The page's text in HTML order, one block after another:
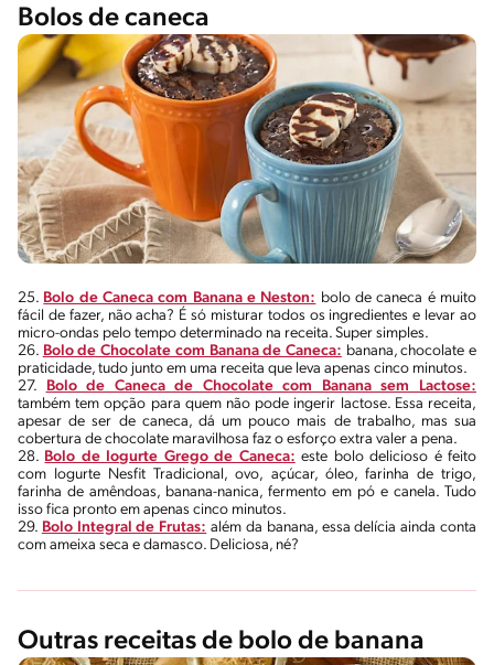
Bolos de caneca
25. Bolo de Caneca com Banana e Neston: bolo de caneca é muito
fácil de fazer, não acha? É só misturar todos os ingredientes e levar ao
micro-ondas pelo tempo determinado na receita. Super simples.
26. Bolo de Chocolate com Banana de Caneca: banana, chocolate e
praticidade, tudo junto em uma receita que leva apenas cinco minutos.
27. Bolo de Caneca de Chocolate com Banana sem Lactose:
também tem opção para quem não pode ingerir lactose. Essa receita,
apesar de ser de caneca, dá um pouco mais de trabalho, mas sua
cobertura de chocolate maravilhosa faz o esforço extra valer a pena.
28. Bolo de Iogurte Grego de Caneca: este bolo delicioso é feito
com Iogurte Nesfit Tradicional, ovo, açúcar, óleo, farinha de trigo,
farinha de amêndoas, banana-nanica, fermento em pó e canela. Tudo
isso fica pronto em apenas cinco minutos.
29. Bolo Integral de Frutas: além da banana, essa delícia ainda conta
com ameixa seca e damasco. Deliciosa, né?
Outras receitas de bolo de banana